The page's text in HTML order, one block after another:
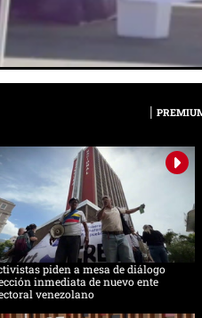
piden a mesa de diálogo
inmediata de nuevo ente
venezolano